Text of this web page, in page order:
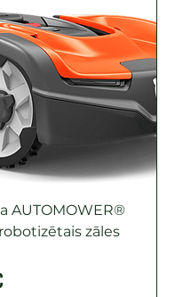
AUTOMOWER®
zāles